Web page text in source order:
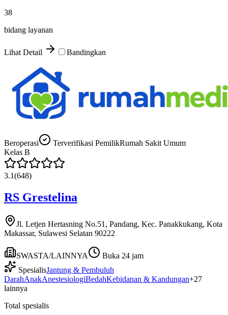
38
bidang layanan
Lihat Detail Bandingkan
Beroperasi Terverifikasi PemilikRumah Sakit Umum
Kelas B
3.1(648)
RS Grestelina
Jl. Letjen Hertasning No.51, Pandang, Kec. Panakkukang, Kota
Makassar, Sulawesi Selatan 90222
SWASTA/LAINNYA
Buka 24 jam
SpesialisJantung & Pembuluh
DarahAnakAnestesiologiBedahKebidanan & Kandungan+27
lainnya
Total spesialis